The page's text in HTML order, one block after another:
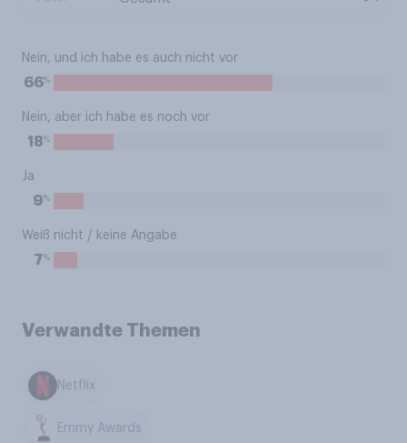
Nein, und ich habe es auch nicht vor
66%
Nein, aber ich habe es noch vor
18%
Ja
9%
Weiß nicht / keine Angabe
7%
Verwandte Themen
Netflix
Emmy Awards